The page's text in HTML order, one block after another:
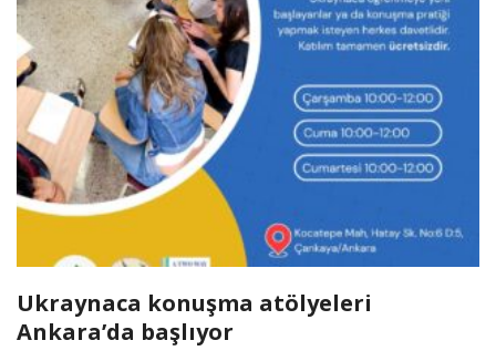
Ukraynaca konuşma atölyeleri
Ankara’da başlıyor